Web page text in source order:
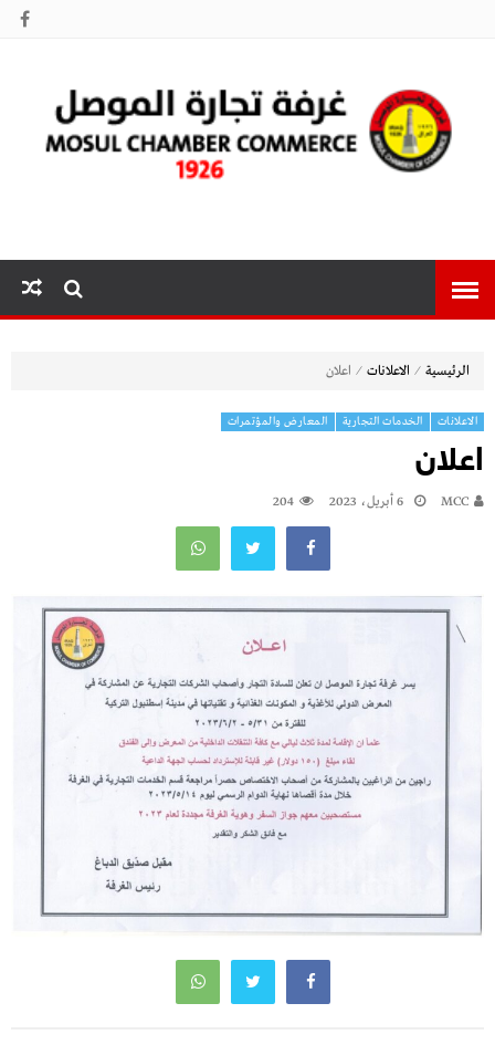
الموصل
الرئيسية ⁄ الاعلانات ⁄ اعلان
الاعلانات الخدمات التجارية المعارض والمؤتمرات
اعلان
MCC 6 أبريل، 2023 204